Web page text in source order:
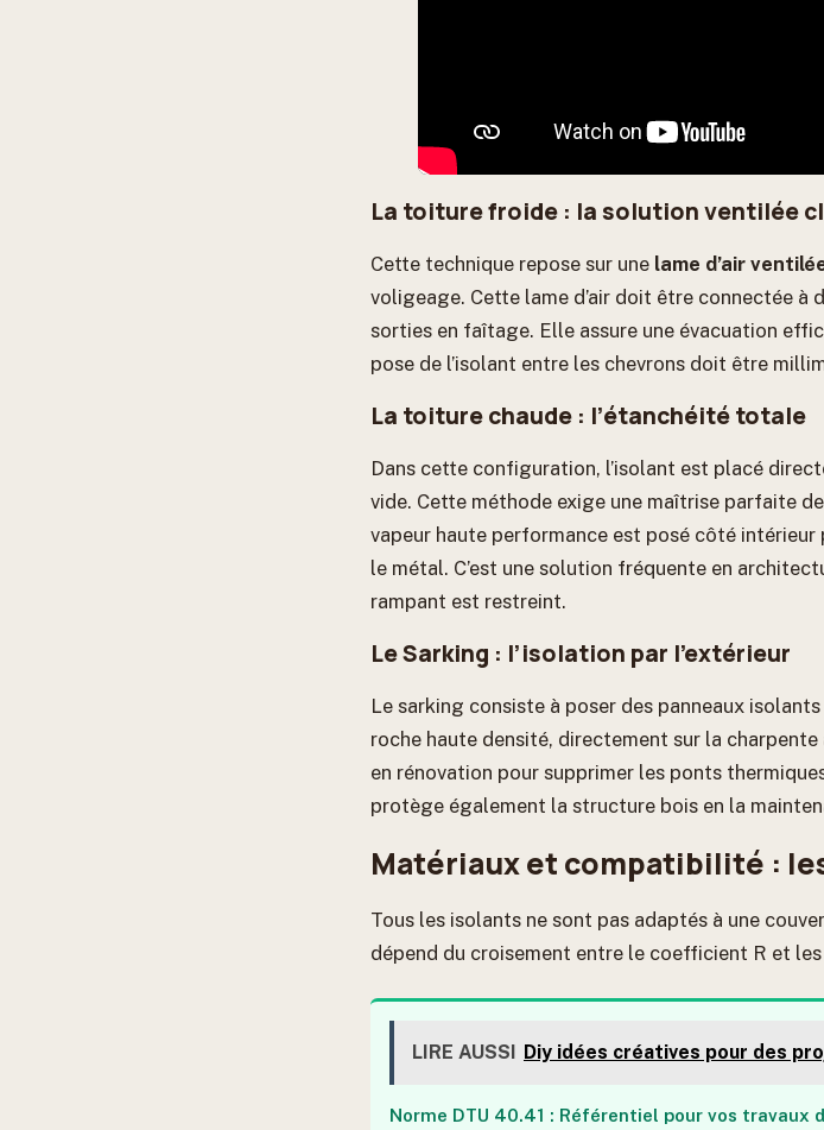
La toiture froide : la solution ventilée
Cette technique repose sur une lame d’air
voligeage. Cette lame d’air doit être connectée à
sorties en faîtage. Elle assure une évacuation
pose de l’isolant entre les chevrons doit être
La toiture chaude : l’étanchéité totale
Dans cette configuration, l’isolant est placé
vide. Cette méthode exige une maîtrise parfaite de
vapeur haute performance est posé côté
le métal. C’est une solution fréquente en
rampant est restreint.
Le Sarking : l’isolation par l’extérieur
Le sarking consiste à poser des panneaux
roche haute densité, directement sur la
en rénovation pour supprimer les ponts
protège également la structure bois en la
Matériaux et compatibilité :
Tous les isolants ne sont pas adaptés à une
dépend du croisement entre le coefficient R et
LIRE AUSSI Diy idées créatives pour des
Norme DTU 40.41 : Référentiel pour vos travaux